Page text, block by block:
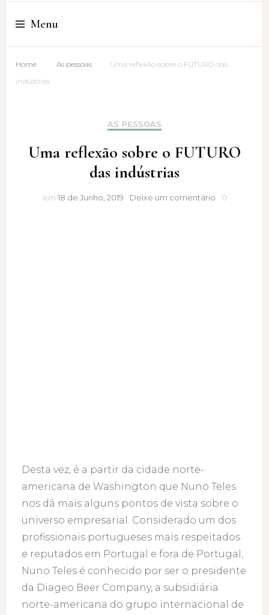
Cristina Amaro
Menu
Home As pessoas
Uma reflexão sobre o FUTURO das
indústrias
AS PESSOAS
Uma reflexão sobre o FUTURO
das indústrias
em 18 de Junho, 2019 Deixe um comentárioUma
0
Desta vez, é a partir da cidade norte-
americana de Washington que Nuno Teles
nos dá mais alguns pontos de vista sobre o
universo empresarial. Considerado um dos
profissionais portugueses mais respeitados
e reputados em Portugal e fora de Portugal,
Nuno Teles é conhecido por ser o presidente
da Diageo Beer Company, a subsidiária
norte-americana do grupo internacional de